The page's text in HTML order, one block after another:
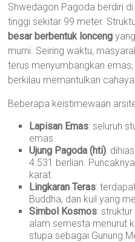
Shwedagon Pagoda berdiri
tinggi sekitar 99 meter.
besar berbentuk lonceng
murni. Seiring waktu,
terus menyumbangkan
berkilau memantulkan
Beberapa keistimewaan
Lapisan Emas: seluruh
emas.
Ujung Pagoda (hti):
4.531 berlian.
karat.
Lingkaran Teras:
Buddha, dan kuil yang
Simbol Kosmos:
alam semesta menurut
stupa sebagai Gunung